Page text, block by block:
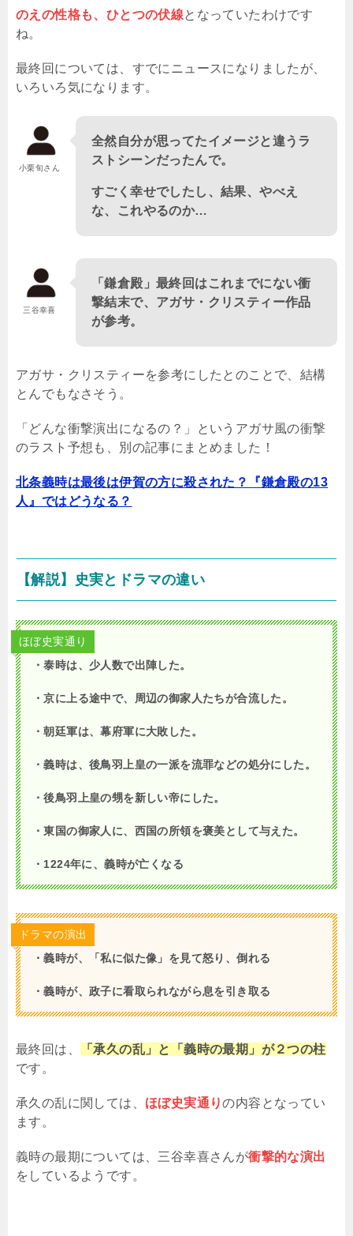
のえの性格も、ひとつの伏線となっていたわけです
ね。
最終回については、すでにニュースになりましたが、
いろいろ気になります。
小栗旬さん
全然自分が思ってたイメージと違うラ
ストシーンだったんで。
すごく幸せでしたし、結果、やべえ
な、これやるのか…
三谷幸喜
「鎌倉殿」最終回はこれまでにない衝
撃結末で、アガサ・クリスティー作品
が参考。
アガサ・クリスティーを参考にしたとのことで、結構
とんでもなさそう。
「どんな衝撃演出になるの？」というアガサ風の衝撃
のラスト予想も、別の記事にまとめました！
北条義時は最後は伊賀の方に殺された？『鎌倉殿の13
人』ではどうなる？
【解説】史実とドラマの違い
ほぼ史実通り
・泰時は、少人数で出陣した。
・京に上る途中で、周辺の御家人たちが合流した。
・朝廷軍は、幕府軍に大敗した。
・義時は、後鳥羽上皇の一派を流罪などの処分にした。
・後鳥羽上皇の甥を新しい帝にした。
・東国の御家人に、西国の所領を褒美として与えた。
・1224年に、義時が亡くなる
ドラマの演出
・義時が、「私に似た像」を見て怒り、倒れる
・義時が、政子に看取られながら息を引き取る
最終回は、
「承久の乱」と「義時の最期」が２つの柱
です。
承久の乱に関しては、 ほぼ史実通りの内容となってい
ます。
義時の最期については、三谷幸喜さんが衝撃的な演出
をしているようです。